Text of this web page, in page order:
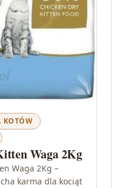
KOTÓW
Waga 2Kg
Waga 2Kg –
karma dla kociąt